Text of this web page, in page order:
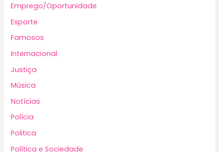
Emprego/Oportunidade
Esporte
Famosos
Internacional
Justiça
Música
Notícias
Polícia
Politica
Política e Sociedade